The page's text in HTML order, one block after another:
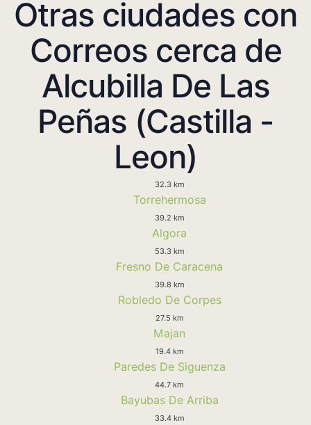
Otras ciudades con
Correos cerca de
Alcubilla De Las
Peñas (Castilla -
Leon)
32.3 km
Torrehermosa
39.2 km
Algora
53.3 km
Fresno De Caracena
39.8 km
Robledo De Corpes
27.5 km
Majan
19.4 km
Paredes De Siguenza
44.7 km
Bayubas De Arriba
33.4 km